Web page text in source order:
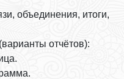
объединения, итоги,
отчётов):